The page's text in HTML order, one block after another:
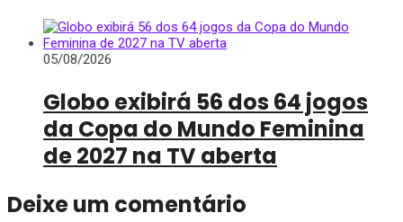
05/08/2026
Globo exibirá 56 dos 64 jogos
da Copa do Mundo Feminina
de 2027 na TV aberta
Deixe um comentário